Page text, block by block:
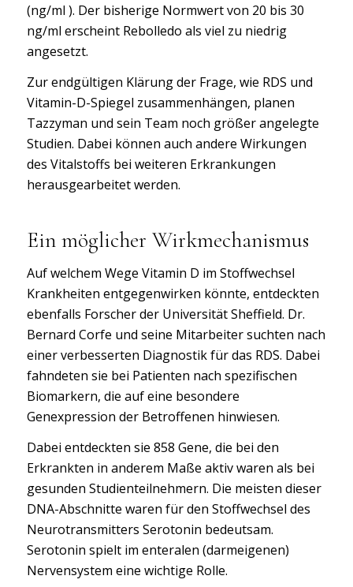
(ng/ml ). Der bisherige Normwert von 20 bis 30
ng/ml erscheint Rebolledo als viel zu niedrig
angesetzt.
Zur endgültigen Klärung der Frage, wie RDS und
Vitamin-D-Spiegel zusammenhängen, planen
Tazzyman und sein Team noch größer angelegte
Studien. Dabei können auch andere Wirkungen
des Vitalstoffs bei weiteren Erkrankungen
herausgearbeitet werden.
Ein möglicher Wirkmechanismus
Auf welchem Wege Vitamin D im Stoffwechsel
Krankheiten entgegenwirken könnte, entdeckten
ebenfalls Forscher der Universität Sheffield. Dr.
Bernard Corfe und seine Mitarbeiter suchten nach
einer verbesserten Diagnostik für das RDS. Dabei
fahndeten sie bei Patienten nach spezifischen
Biomarkern, die auf eine besondere
Genexpression der Betroffenen hinwiesen.
Dabei entdeckten sie 858 Gene, die bei den
Erkrankten in anderem Maße aktiv waren als bei
gesunden Studienteilnehmern. Die meisten dieser
DNA-Abschnitte waren für den Stoffwechsel des
Neurotransmitters Serotonin bedeutsam.
Serotonin spielt im enteralen (darmeigenen)
Nervensystem eine wichtige Rolle.